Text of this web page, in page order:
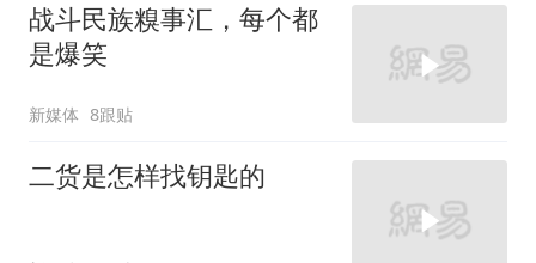
战斗民族糗事汇，每个都
是爆笑
新媒体 8跟贴
二货是怎样找钥匙的